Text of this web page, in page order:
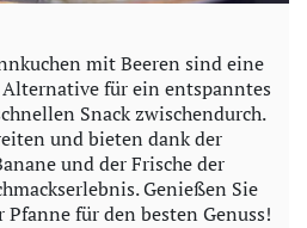
mit Beeren sind eine
für ein entspanntes
Snack zwischendurch.
und bieten dank der
und der Frische der
Genießen Sie
für den besten Genuss!